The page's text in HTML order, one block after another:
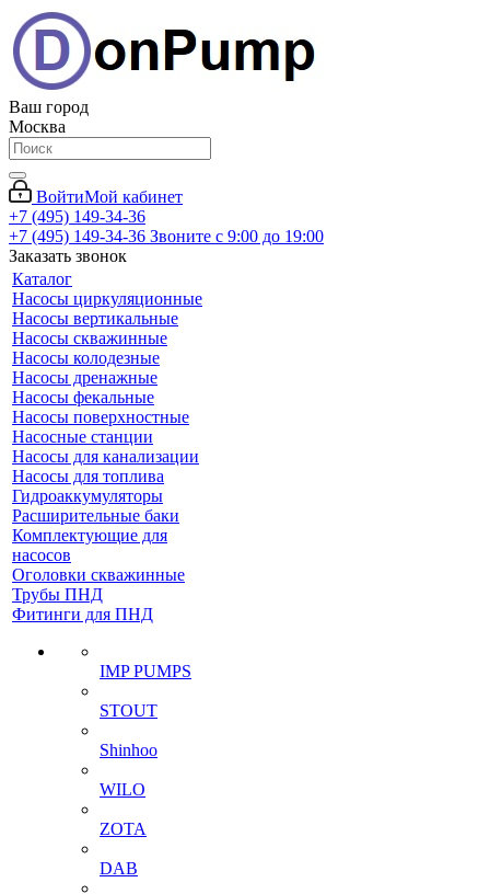
Ваш город
Москва
ВойтиМой кабинет
+7 (495) 149-34-36
+7 (495) 149-34-36 Звоните с 9:00 до 19:00
Заказать звонок
Каталог
Насосы циркуляционные
Насосы вертикальные
Насосы скважинные
Насосы колодезные
Насосы дренажные
Насосы фекальные
Насосы поверхностные
Насосные станции
Насосы для канализации
Насосы для топлива
Гидроаккумуляторы
Расширительные баки
Комплектующие для
насосов
Оголовки скважинные
Трубы ПНД
Фитинги для ПНД
IMP PUMPS
STOUT
Shinhoo
WILO
ZOTA
DAB